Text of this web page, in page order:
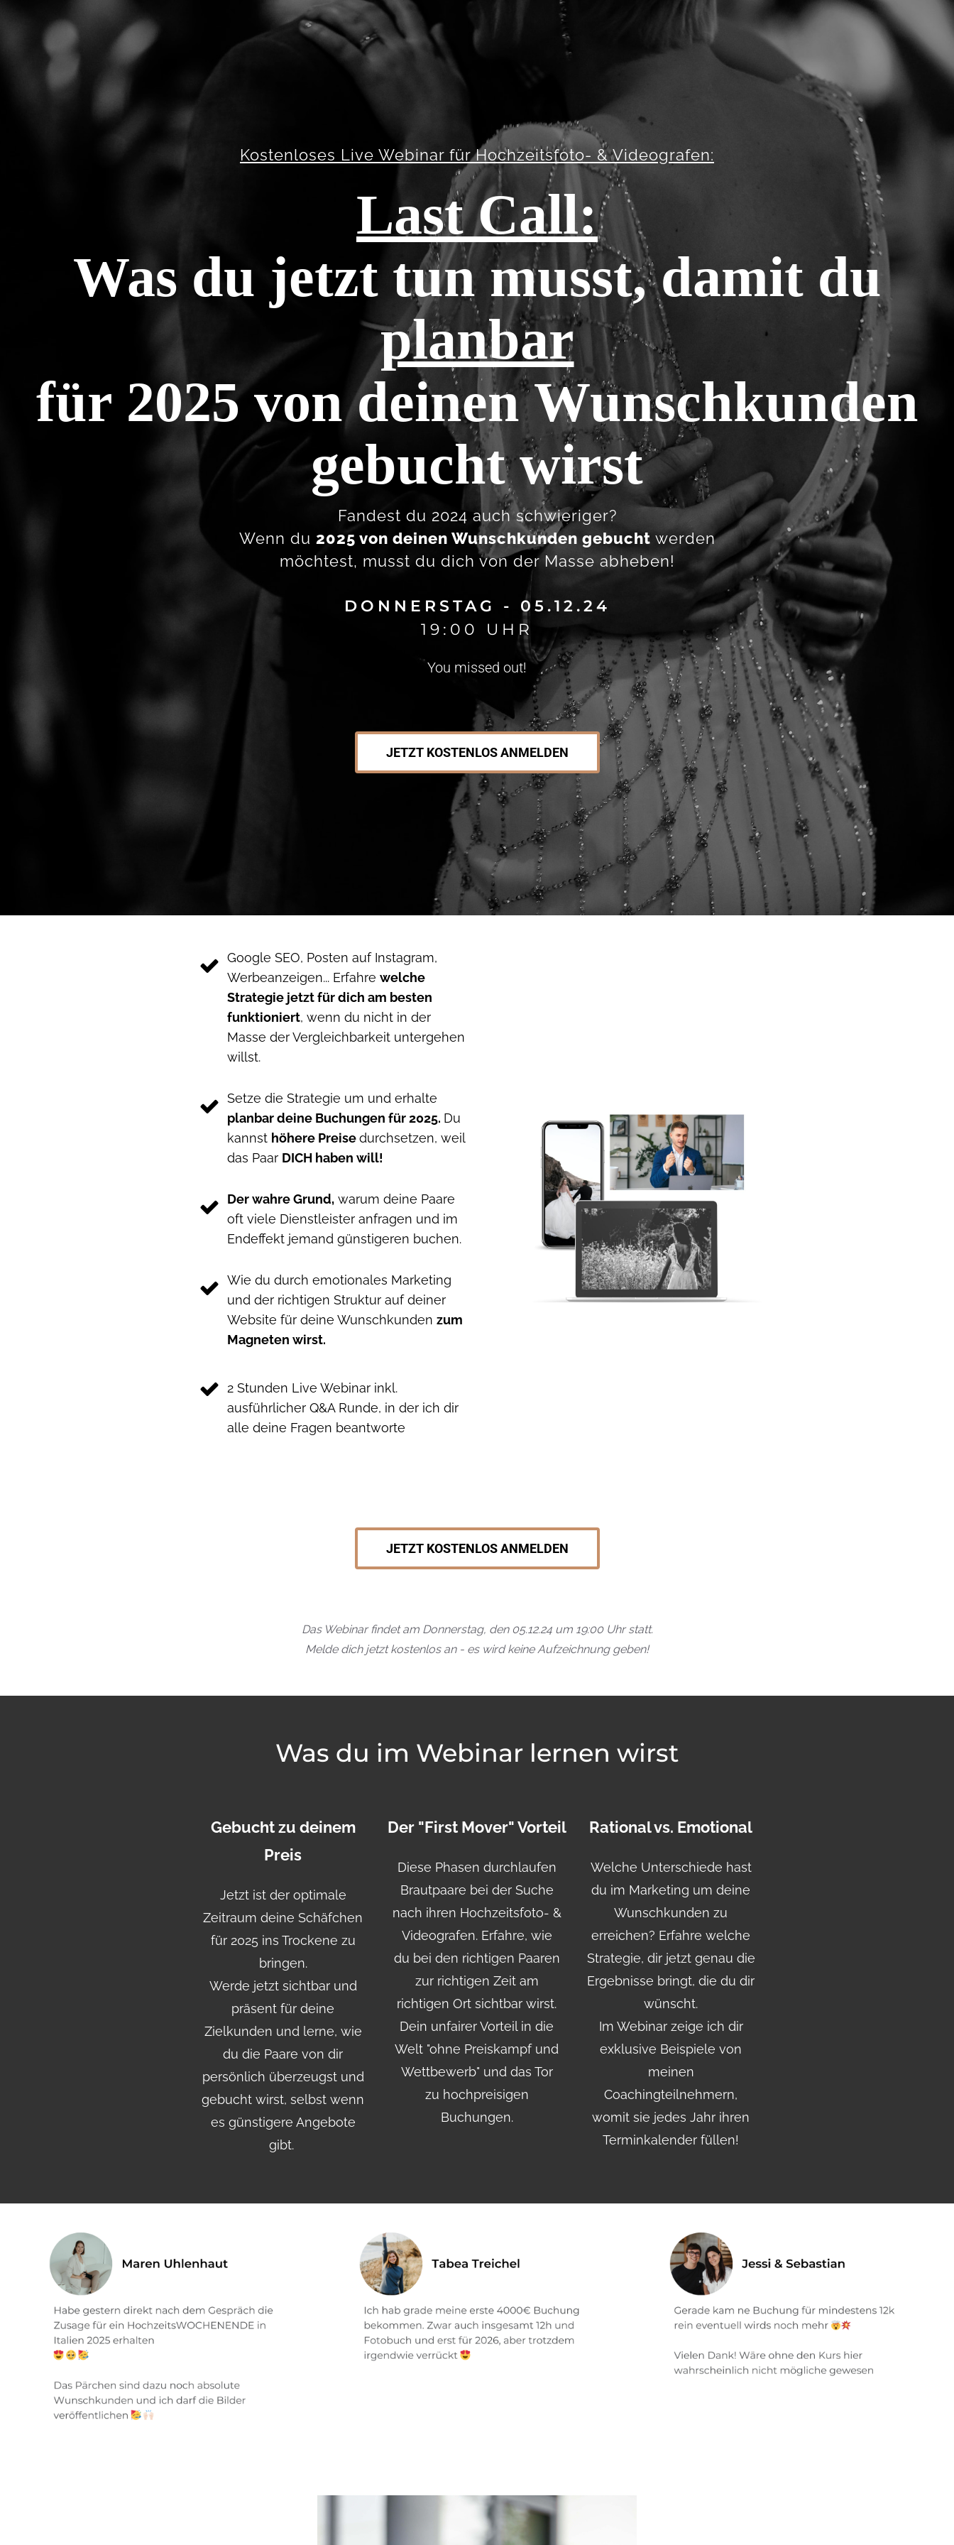
Kostenloses Live Webinar für Hochzeitsfoto- & Videografen:
Last Call:
Was du jetzt tun musst, damit du
planbar
für 2025 von deinenWunschkunden
gebucht wirst
Fandest du 2024 auch schwieriger?
Wenn du 2025 von deinen Wunschkunden gebucht werden
möchtest, musst du dich von der Masse abheben!
DONNERSTAG - 05.12.24
19:00 UHR
You missed out!
JETZT KOSTENLOS ANMELDEN
Google SEO, Posten auf Instagram,
Werbeanzeigen... Erfahrewelche
Strategie jetzt für dich am besten
funktioniert, wenn du nicht in der
Masse der Vergleichbarkeit untergehen
willst.
Setze die Strategie um und erhalte
planbar deine Buchungen für2025. Du
kannst höhere Preisedurchsetzen, weil
das Paar DICH haben will!
Der wahre Grund, warum deine Paare
oft viele Dienstleister anfragen und im
Endeffekt jemand günstigeren buchen.
Wie du durch emotionales Marketing
und der richtigen Struktur auf deiner
Website für deine Wunschkundenzum
Magneten wirst.
2 Stunden Live Webinar inkl.
ausführlicher Q&A Runde, in der ich dir
alle deine Fragen beantworte
JETZT KOSTENLOS ANMELDEN
Das Webinar findet am Donnerstag, den 05.12.24 um 19:00 Uhr statt.
Melde dich jetzt kostenlos an - es wird keine Aufzeichnung geben!
Was du im Webinar lernen wirst
Gebucht zu deinem
Preis
Jetzt ist der optimale
Zeitraum deine Schäfchen
für 2025 ins Trockene zu
bringen.
Werde jetzt sichtbar und
präsent für deine
Zielkunden und lerne, wie
du die Paare von dir
persönlich überzeugst und
gebucht wirst, selbst wenn
es günstigere Angebote
gibt.
Der "First Mover" Vorteil
Diese Phasen durchlaufen
Brautpaare bei der Suche
nach ihren Hochzeitsfoto- &
Videografen. Erfahre, wie
du bei den richtigen Paaren
zur richtigen Zeit am
richtigen Ort sichtbar wirst.
Dein unfairer Vorteil in die
Welt "ohne Preiskampf und
Wettbewerb" und das Tor
zu hochpreisigen
Buchungen.
Rational vs. Emotional
Welche Unterschiede hast
du im Marketing um deine
Wunschkunden zu
erreichen? Erfahre welche
Strategie, dir jetzt genau die
Ergebnisse bringt, die du dir
wünscht.
Im Webinar zeige ich dir
exklusive Beispiele von
meinen
Coachingteilnehmern,
womit sie jedes Jahr ihren
Terminkalender füllen!